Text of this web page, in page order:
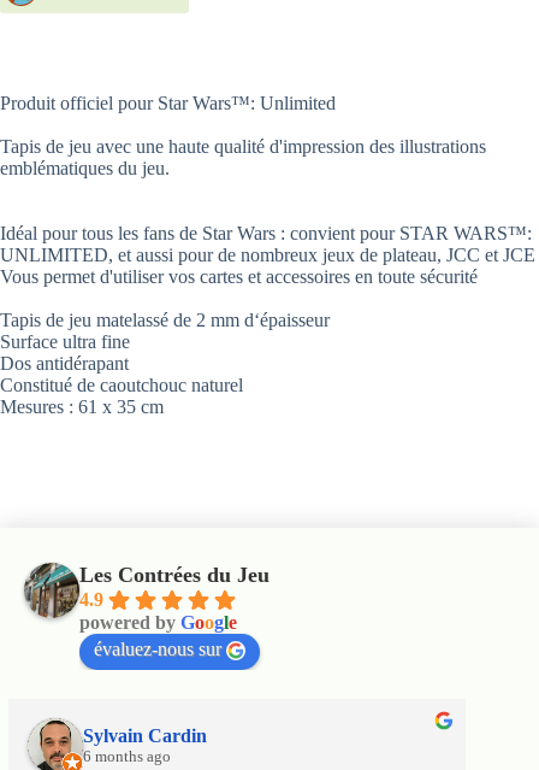
Produit officiel pour Star Wars™: Unlimited
Tapis de jeu avec une haute qualité d'impression des illustrations
emblématiques du jeu.
Idéal pour tous les fans de Star Wars : convient pour STAR WARS™:
UNLIMITED, et aussi pour de nombreux jeux de plateau, JCC et JCE
Vous permet d'utiliser vos cartes et accessoires en toute sécurité
Tapis de jeu matelassé de 2 mm d‘épaisseur
Surface ultra fine
Dos antidérapant
Constitué de caoutchouc naturel
Mesures : 61 x 35 cm
Les Contrées du Jeu
4.9
powered by Google
évaluez-nous sur
Sylvain Cardin
6 months ago